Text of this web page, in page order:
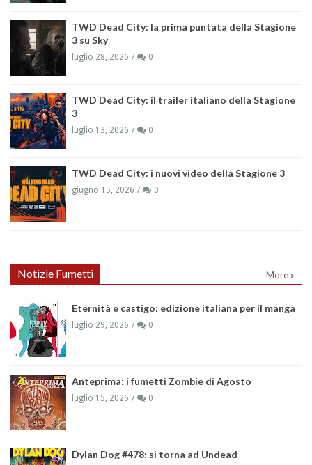
TWD Dead City: la prima puntata della Stagione
3 su Sky
luglio 28, 2026 0
TWD Dead City: il trailer italiano della Stagione
3
luglio 13, 2026 0
TWD Dead City: i nuovi video della Stagione 3
giugno 15, 2026 0
Notizie Fumetti More »
Eternità e castigo: edizione italiana per il manga
luglio 29, 2026 0
Anteprima: i fumetti Zombie di Agosto
luglio 15, 2026 0
Dylan Dog #478: si torna ad Undead